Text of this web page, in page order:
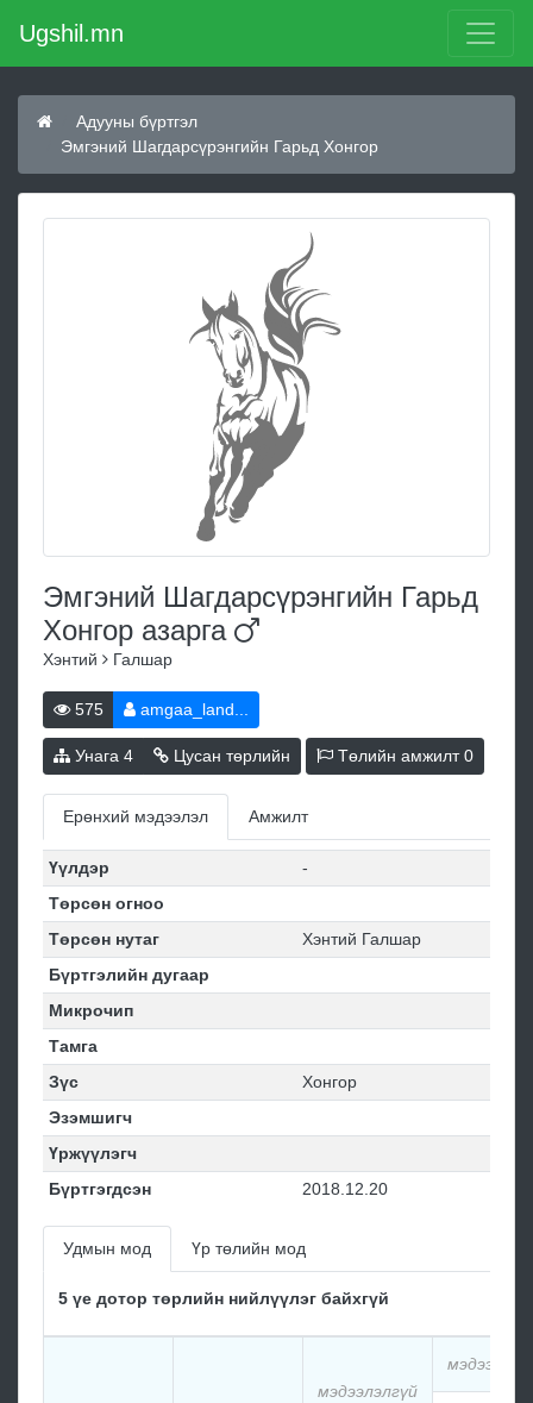
Ugshil.mn
Адууны бүртгэл
Эмгэний Шагдарсүрэнгийн Гарьд Хонгор
Эмгэний Шагдарсүрэнгийн Гарьд
Хонгор азарга
Хэнтий Галшар
575 amgaa_land...
Унага 4 Цусан төрлийн Төлийн амжилт0
Ерөнхий мэдээлэл Амжилт
Үүлдэр
-
Төрсөн огноо
Төрсөн нутаг
Хэнтий Галшар
Бүртгэлийн дугаар
Микрочип
Тамга
Зүс
Хонгор
Эзэмшигч
Үржүүлэгч
Бүртгэгдсэн
2018.12.20
Удмын мод Үр төлийн мод
5 үе дотор төрлийн нийлүүлэг байхгүй
мэдээлэлгүй